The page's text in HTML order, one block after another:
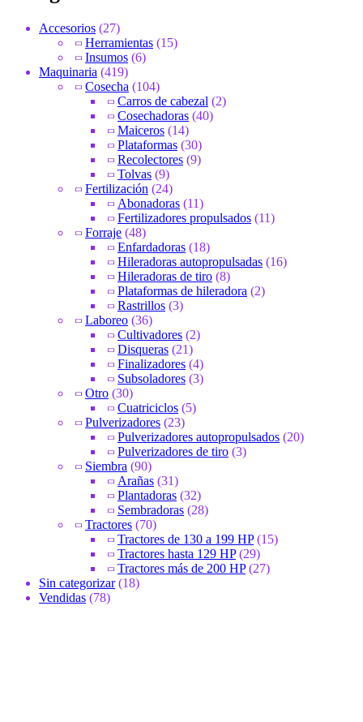
Accesorios (27)
Herramientas (15)
Insumos (6)
Maquinaria (419)
Cosecha (104)
Carros de cabezal (2)
Cosechadoras (40)
Maiceros (14)
Plataformas (30)
Recolectores (9)
Tolvas (9)
Fertilización (24)
Abonadoras (11)
Fertilizadores propulsados (11)
Forraje (48)
Enfardadoras (18)
Hileradoras autopropulsadas (16)
Hileradoras de tiro (8)
Plataformas de hileradora (2)
Rastrillos (3)
Laboreo (36)
Cultivadores (2)
Disqueras (21)
Finalizadores (4)
Subsoladores (3)
Otro (30)
Cuatriciclos (5)
Pulverizadores (23)
Pulverizadores autopropulsados (20)
Pulverizadores de tiro (3)
Siembra (90)
Arañas (31)
Plantadoras (32)
Sembradoras (28)
Tractores (70)
Tractores de 130 a 199 HP (15)
Tractores hasta 129 HP (29)
Tractores más de 200 HP (27)
Sin categorizar (18)
Vendidas (78)